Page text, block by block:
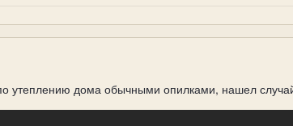
утеплению дома обычными опилками, нашел